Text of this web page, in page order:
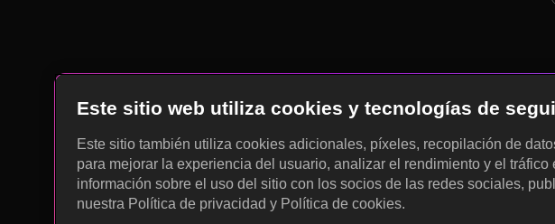
Este sitio web utiliza cookies y tecnologías de
Este sitio también utiliza cookies adicionales, píxeles, recopilación de
para mejorar la experiencia del usuario, analizar el rendimiento y el tráfico
información sobre el uso del sitio con los socios de las redes sociales,
nuestra Política de privacidad y Política de cookies.